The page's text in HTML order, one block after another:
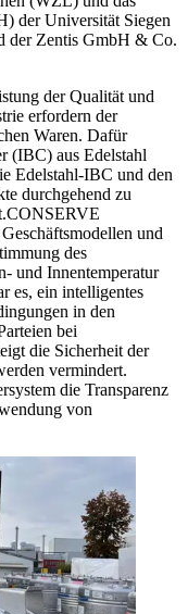
der Universität Siegen
der Zentis GmbH & Co.
der Qualität und
erfordern der
Waren. Dafür
(IBC) aus Edelstahl
Edelstahl-IBC und den
durchgehend zu
und
des
und Innentemperatur
es, ein intelligentes
in den
bei
die Sicherheit der
vermindert.
die Transparenz
von